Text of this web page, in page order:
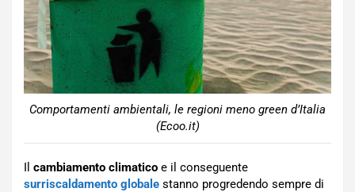
Comportamenti ambientali, le regioni meno green d’Italia
(Ecoo.it)
Il cambiamento climatico e il conseguente
surriscaldamento globale stanno progredendo sempre di